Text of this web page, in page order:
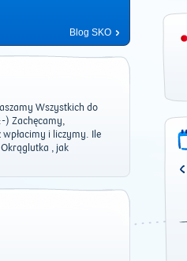
Blog SKO
Wszystkich do
) Zachęcamy,
wpłacimy i liczymy. Ile
Okrąglutka , jak
2020 2021|